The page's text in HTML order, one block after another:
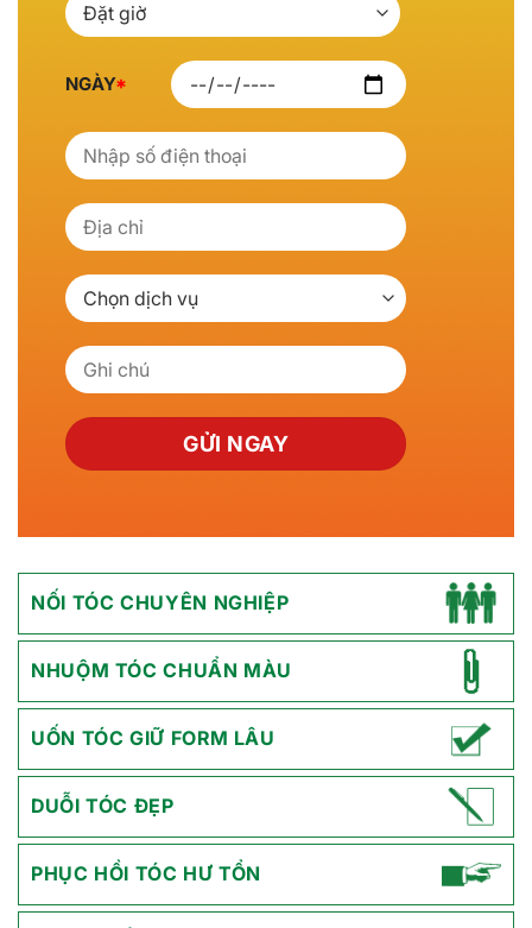
NGÀY*
NỐI TÓC CHUYÊN NGHIỆP
NHUỘM TÓC CHUẨN MÀU
UỐN TÓC GIỮ FORM LÂU
DUỖI TÓC ĐẸP
PHỤC HỒI TÓC HƯ TỔN